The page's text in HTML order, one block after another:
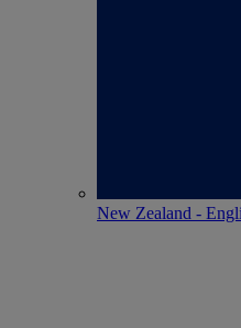
New Zealand -